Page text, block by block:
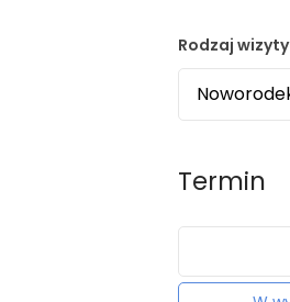
Rodzaj wizyty
Termin
›